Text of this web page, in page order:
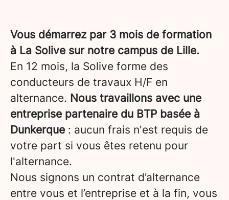
Vous démarrez par 3 mois de formation
à La Solive sur notre campus de Lille.
En 12 mois, la Solive forme des
conducteurs de travaux H/F en
alternance. Nous travaillons avec une
entreprise partenaire du BTP basée à
Dunkerque : aucun frais n'est requis de
votre part si vous êtes retenu pour
l'alternance.
Nous signons un contrat d’alternance
entre vous et l’entreprise et à la fin, vous